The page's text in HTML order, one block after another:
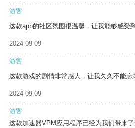
游客
这款app的社区氛围很温馨，让我能够感受
2024-09-09
游客
这款游戏的剧情非常感人，让我久久不能忘
2024-09-09
游客
这款加速器VPM应用程序已经为我们带来